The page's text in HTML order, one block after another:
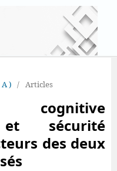
) / Articles
et sécurité
des deux